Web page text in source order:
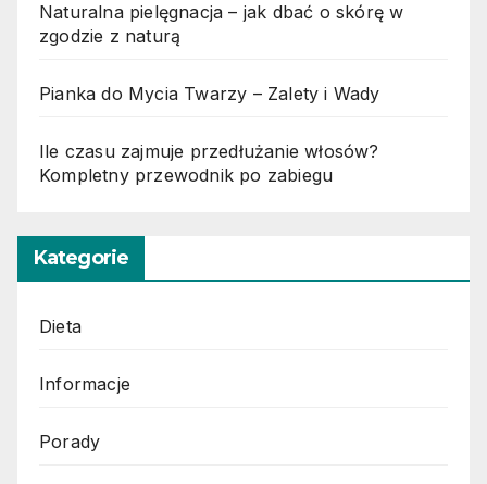
Naturalna pielęgnacja – jak dbać o skórę w
zgodzie z naturą
Pianka do Mycia Twarzy – Zalety i Wady
Ile czasu zajmuje przedłużanie włosów?
Kompletny przewodnik po zabiegu
Kategorie
Dieta
Informacje
Porady